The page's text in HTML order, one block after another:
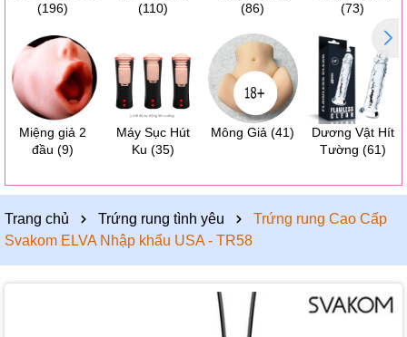
(196)
(110)
(86)
(73)
Miệng giả 2
đầu (9)
Máy Sục Hút
Ku (35)
Mông Giả (41)
Dương Vật Hít
Tường (61)
Trang chủ Trứng rung tình yêu
Trứng rung Cao Cấp
Svakom ELVA Nhập khẩu USA - TR58